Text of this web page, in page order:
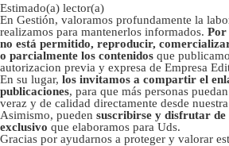
Estimado(a) lector(a)
En Gestión, valoramos profundamente la
realizamos para mantenerlos informados. Por
no está permitido, reproducir,
o parcialmente los contenidos que
autorizacion previa y expresa de Empresa
En su lugar, los invitamos a compartir el
publicaciones, para que más personas
veraz y de calidad directamente desde
Asimismo, pueden suscribirse y disfrutar de
exclusivo que elaboramos para Uds.
Gracias por ayudarnos a proteger y valorar